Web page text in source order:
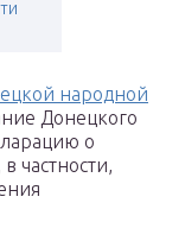
народной
Донецкого
о
частности,